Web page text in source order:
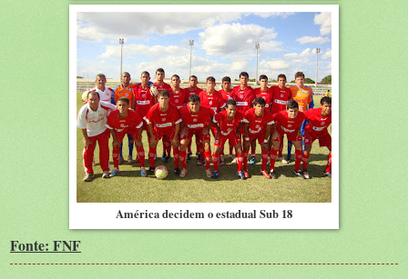
América decidem o estadual Sub 18
Fonte: FNF